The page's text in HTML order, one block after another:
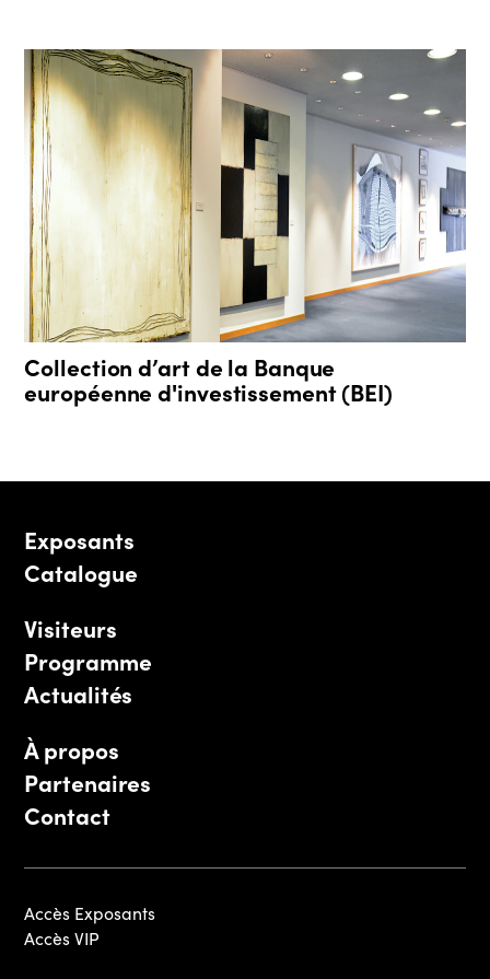
Collection d’art de la Banque
européenne d'investissement (BEI)
Exposants
Catalogue
Visiteurs
Programme
Actualités
À propos
Partenaires
Contact
Accès Exposants
Accès VIP